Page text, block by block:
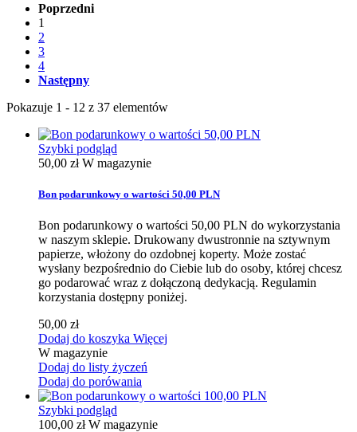
Poprzedni
1
2
3
4
Następny
Pokazuje 1 - 12 z 37 elementów
Szybki podgląd
50,00 złW magazynie
Bon podarunkowy o wartości 50,00 PLN
Bon podarunkowy o wartości 50,00 PLN do wykorzystania
w naszym sklepie. Drukowany dwustronnie na sztywnym
papierze, włożony do ozdobnej koperty. Może zostać
wysłany bezpośrednio do Ciebie lub do osoby, której chcesz
go podarować wraz z dołączoną dedykacją. Regulamin
korzystania dostępny poniżej.
50,00 zł
Dodaj do koszyka Więcej
W magazynie
Dodaj do listy życzeń
Dodaj do porówania
Szybki podgląd
100,00 złW magazynie